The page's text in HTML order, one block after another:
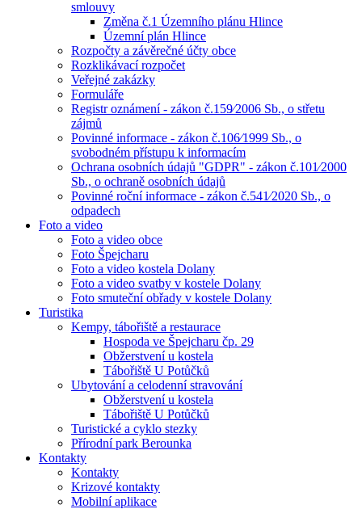
smlouvy
Změna č.1 Územního plánu Hlince
Územní plán Hlince
Rozpočty a závěrečné účty obce
Rozklikávací rozpočet
Veřejné zakázky
Formuláře
Registr oznámení - zákon č.159⁄2006 Sb., o střetu
zájmů
Povinné informace - zákon č.106⁄1999 Sb., o
svobodném přístupu k informacím
Ochrana osobních údajů "GDPR" - zákon č.101⁄2000
Sb., o ochraně osobních údajů
Povinné roční informace - zákon č.541⁄2020 Sb., o
odpadech
Foto a video
Foto a video obce
Foto Špejcharu
Foto a video kostela Dolany
Foto a video svatby v kostele Dolany
Foto smuteční obřady v kostele Dolany
Turistika
Kempy, tábořiště a restaurace
Hospoda ve Špejcharu čp. 29
Obžerstvení u kostela
Tábořiště U Potůčků
Ubytování a celodenní stravování
Obžerstvení u kostela
Tábořiště U Potůčků
Turistické a cyklo stezky
Přírodní park Berounka
Kontakty
Kontakty
Krizové kontakty
Mobilní aplikace